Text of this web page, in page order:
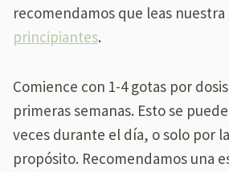
recomendamos que leas nuestra
principiantes.
Comience con 1-4 gotas por
primeras semanas. Esto se
veces durante el día, o solo por
propósito. Recomendamos una